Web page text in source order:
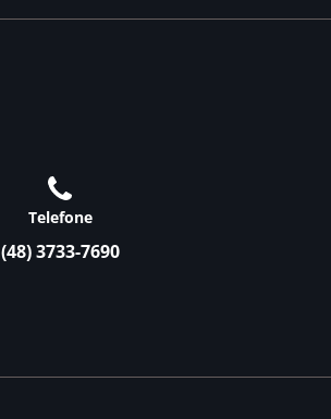
Telefone
(48) 3733-7690